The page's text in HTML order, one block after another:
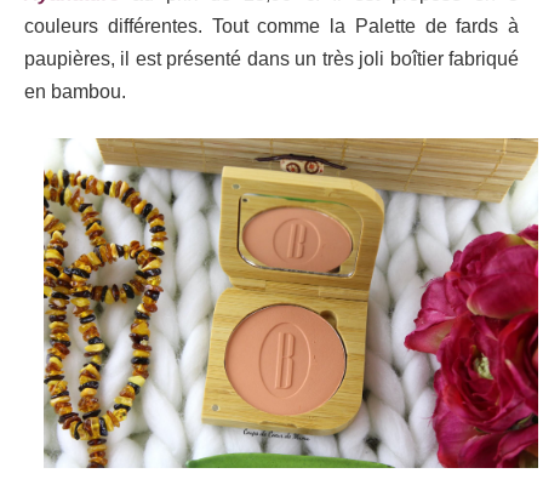
couleurs différentes. Tout comme la Palette de fards à
paupières, il est présenté dans un très joli boîtier fabriqué
en bambou.